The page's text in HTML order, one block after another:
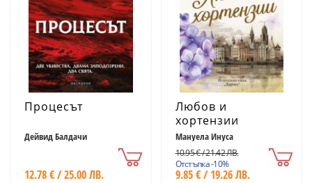
Процесът
Дейвид Балдачи
12.78 € / 25.00 ЛВ.
Любов и
хортензии
Мануела Инуса
10.95 € / 21.42 ЛВ.
Отстъпка -10%
9.85 € / 19.26 ЛВ.